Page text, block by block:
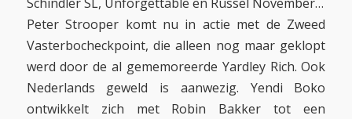
Peter Strooper komt nu in actie met de Zweed
Vasterbocheckpoint, die alleen nog maar geklopt
werd door de al gememoreerde Yardley Rich. Ook
Nederlands geweld is aanwezig. Yendi Boko
ontwikkelt zich met Robin Bakker tot een